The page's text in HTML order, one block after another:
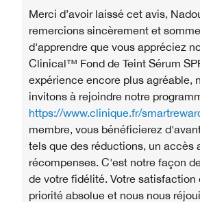
Merci d’avoir laissé cet avis,
remercions sincèrement et
d'apprendre que vous appréciez
Clinical™ Fond de Teint Sérum
expérience encore plus agréable,
invitons à rejoindre notre
https://www.clinique.fr/
membre, vous bénéficierez
tels que des réductions, un accès
récompenses. C'est notre façon
de votre fidélité. Votre satisfaction
priorité absolue et nous nous